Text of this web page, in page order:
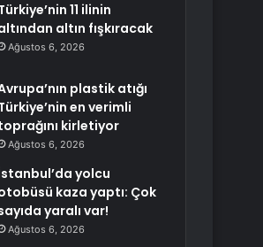
11 ilinin
altın fışkıracak
Ağustos 6, 2026
plastik atığı
en verimli
kirletiyor
Ağustos 6, 2026
yolcu
kaza yaptı: Çok
yaralı var!
Ağustos 6, 2026